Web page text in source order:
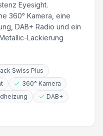
Eyesight.
360° Kamera, eine
DAB+ Radio und ein
Lackierung
Swiss Plus
360° Kamera
DAB+